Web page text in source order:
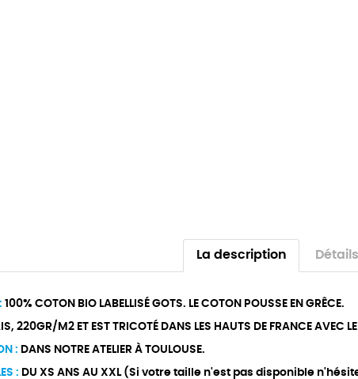
La description
100% COTON BIO LABELLISÉ GOTS. LE COTON POUSSE EN GRÊCE.
220GR/M2 ET EST TRICOTÉ DANS LES HAUTS DE FRANCE AVEC
: DANS NOTRE ATELIER À TOULOUSE.
: DU XS ANS AU XXL (Si votre taille n'est pas disponible